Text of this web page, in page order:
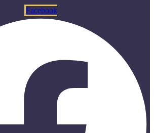
Facebook